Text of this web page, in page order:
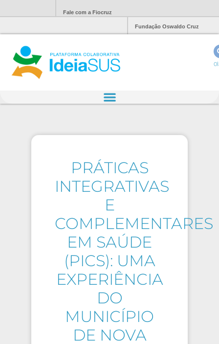
Fale com a Fiocruz
Fundação Oswaldo Cruz
PRÁTICAS
INTEGRATIVAS
E
COMPLEMENTARES
EM SAÚDE
(PICS): UMA
EXPERIÊNCIA
DO
MUNICÍPIO
DE NOVA